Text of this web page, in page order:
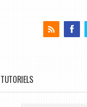
TUTORIELS